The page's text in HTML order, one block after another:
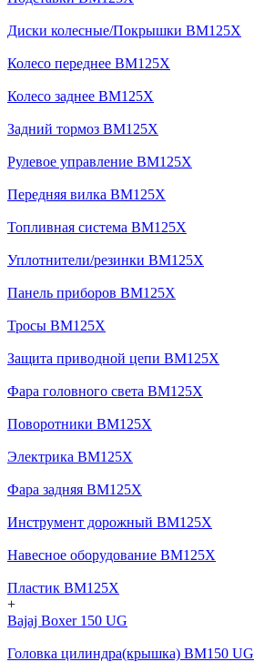
Диски колесные/Покрышки BM125X
Колесо переднее BM125X
Колесо заднее BM125X
Задний тормоз BM125X
Рулевое управление BM125X
Передняя вилка BM125X
Топливная система BM125X
Уплотнители/резинки BM125X
Панель приборов BM125X
Тросы BM125X
Защита приводной цепи BM125X
Фара головного света BM125X
Поворотники BM125X
Электрика BM125X
Фара задняя BM125X
Инструмент дорожный BM125X
Навесное оборудование BM125X
Пластик BM125X
+
Bajaj Boxer 150 UG
Головка цилиндра(крышка) BM150 UG